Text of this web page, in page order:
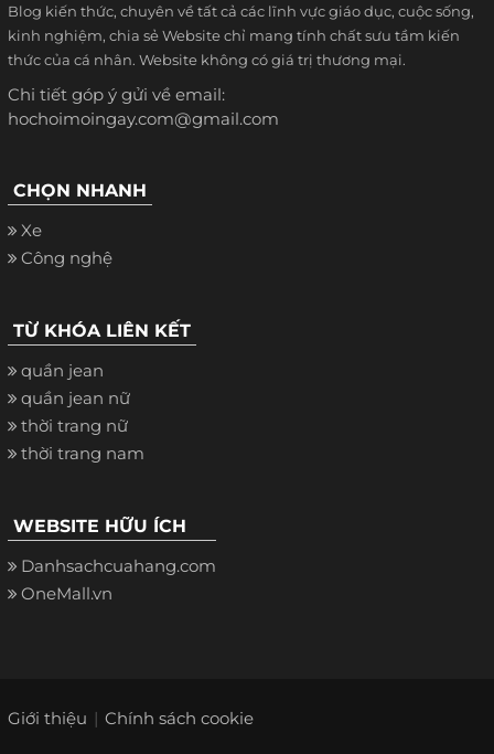
Blog kiến thức, chuyên về tất cả các lĩnh vực giáo dục, cuộc sống,
kinh nghiệm, chia sẻ Website chỉ mang tính chất sưu tầm kiến
thức của cá nhân. Website không có giá trị thương mại.
Chi tiết góp ý gửi về email:
hochoimoingay.com@gmail.com
CHỌN NHANH
Xe
Công nghệ
TỪ KHÓA LIÊN KẾT
quần jean
quần jean nữ
thời trang nữ
thời trang nam
WEBSITE HỮU ÍCH
Danhsachcuahang.com
OneMall.vn
Giới thiệu Chính sách cookie